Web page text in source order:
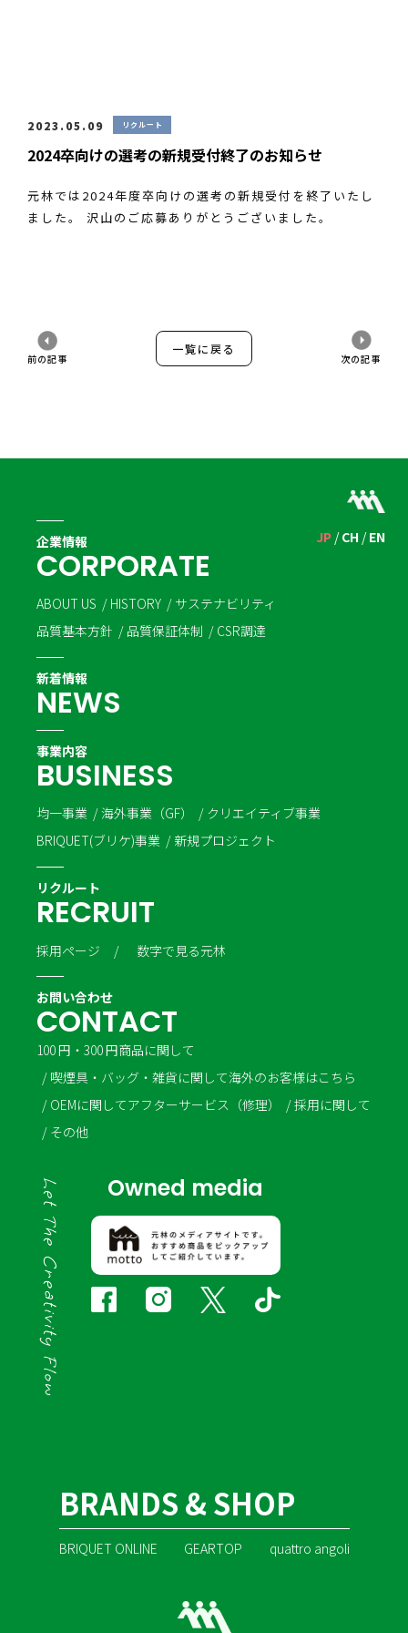
2023.05.09 リクルート
2024卒向けの選考の新規受付終了のお知らせ
元林では2024年度卒向けの選考の新規受付を終了いたし
ました。 沢山のご応募ありがとうございました。
前の記事
一覧に戻る
次の記事
JP CH EN
企業情報
CORPORATE
ABOUT US HISTORY
サステナビリティ
品質基本方針
品質保証体制 CSR調達
新着情報
NEWS
事業内容
BUSINESS
均一事業 海外事業（GF）
クリエイティブ事業
BRIQUET(ブリケ)事業
新規プロジェクト
リクルート
RECRUIT
採用ページ 数字で見る元林
お問い合わせ
CONTACT
100 円・300 円商品に関して
喫煙具・バッグ・雑貨に関して海外のお客様はこちら
OEMに関してアフターサービス（修理）
採用に関して
その他
Owned media
BRANDS & SHOP
BRIQUET ONLINE GEARTOP quattro angoli